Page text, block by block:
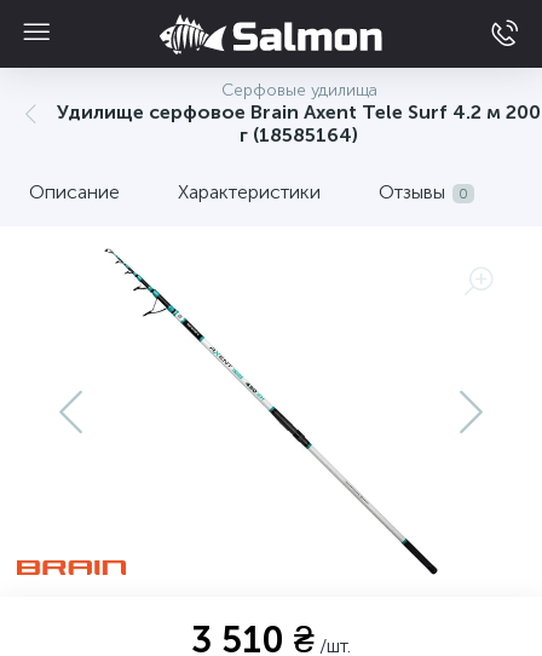
Серфовые удилища
Удилище серфовое Brain Axent Tele Surf 4.2 м 200
г (18585164)
Описание Характеристики Отзывы 0
3 510 ₴ /шт.